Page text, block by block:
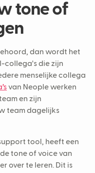
tone of
dan wordt het
collega's die zijn
menselijke collega
van Neople werken
en zijn
team dagelijks
tool, heeft een
tone of voice van
over te leren. Dit is